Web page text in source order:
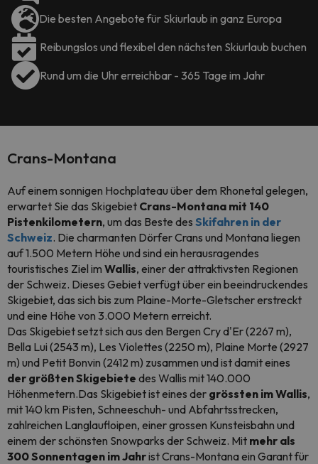
Die besten Angebote für Skiurlaub in ganz Europa
Reibungslos und flexibel den nächsten Skiurlaub buchen
Rund um die Uhr erreichbar - 365 Tage im Jahr
Crans-Montana
Auf einem sonnigen Hochplateau über dem Rhonetal gelegen,
erwartet Sie das Skigebiet Crans-Montana mit 140
Pistenkilometern, um das Beste des Skifahren in der
Schweiz. Die charmanten Dörfer Crans und Montana liegen
auf 1.500 Metern Höhe und sind ein herausragendes
touristisches Ziel im Wallis, einer der attraktivsten Regionen
der Schweiz. Dieses Gebiet verfügt über ein beeindruckendes
Skigebiet, das sich bis zum Plaine-Morte-Gletscher erstreckt
und eine Höhe von 3.000 Metern erreicht.
Das Skigebiet setzt sich aus den Bergen Cry d'Er (2267 m),
Bella Lui (2543 m), Les Violettes (2250 m), Plaine Morte (2927
m) und Petit Bonvin (2412 m) zusammen und ist damit eines
der größten Skigebiete des Wallis mit 140.000
Höhenmetern.Das Skigebiet ist eines der grössten im Wallis,
mit 140 km Pisten, Schneeschuh- und Abfahrtsstrecken,
zahlreichen Langlaufloipen, einer grossen Kunsteisbahn und
einem der schönsten Snowparks der Schweiz. Mit mehr als
300 Sonnentagen im Jahrist Crans-Montana ein Garant für